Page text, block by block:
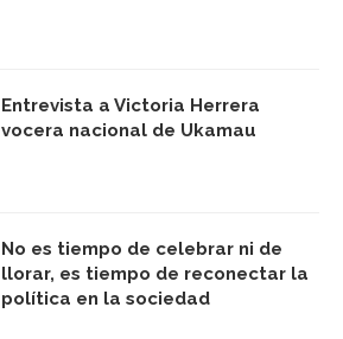
Entrevista a Victoria Herrera
vocera nacional de Ukamau
No es tiempo de celebrar ni de
llorar, es tiempo de reconectar la
política en la sociedad